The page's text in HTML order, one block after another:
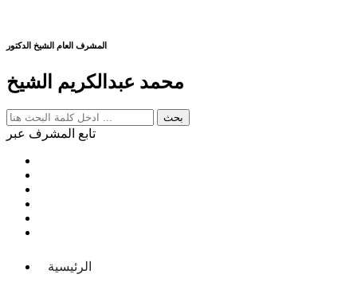
المشرف العام الشيخ الدكتور
محمد عبدالكريم الشيخ
تابع المشرف عبر
الرئيسية